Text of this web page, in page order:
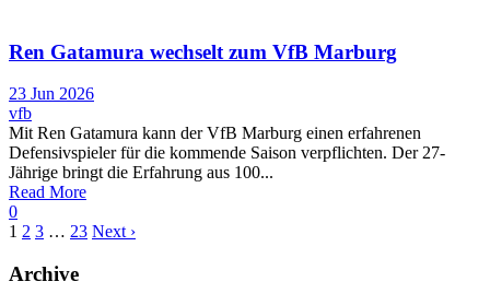
Ren Gatamura wechselt zum VfB Marburg
23 Jun 2026
vfb
Mit Ren Gatamura kann der VfB Marburg einen erfahrenen
Defensivspieler für die kommende Saison verpflichten. Der 27-
Jährige bringt die Erfahrung aus 100...
Read More
0
1 2 3 … 23 Next ›
Archive